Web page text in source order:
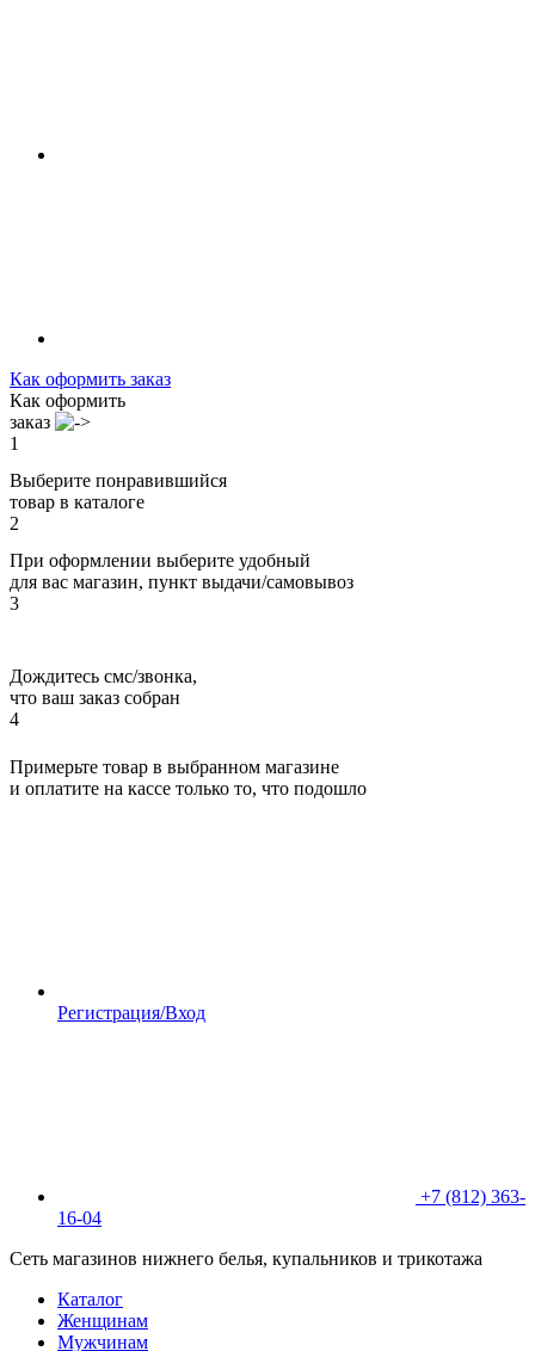
Как оформить заказ
Как оформить
заказ
1
Выберите понравившийся
товар в каталоге
2
При оформлении выберите удобный
для вас магазин, пункт выдачи/самовывоз
3
Дождитесь смс/звонка,
что ваш заказ собран
4
Примерьте товар в выбранном магазине
и оплатите на кассе только то, что подошло
Регистрация/Вход
+7 (812) 363-
16-04
Сеть магазинов нижнего белья, купальников и трикотажа
Каталог
Женщинам
Мужчинам